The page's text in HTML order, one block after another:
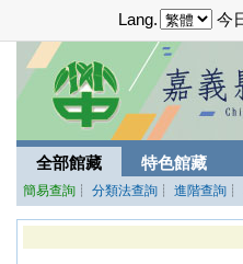
Lang. 今
全部館藏 特色館藏
簡易查詢 ┊ 分類法查詢 ┊ 進階查詢 ┊